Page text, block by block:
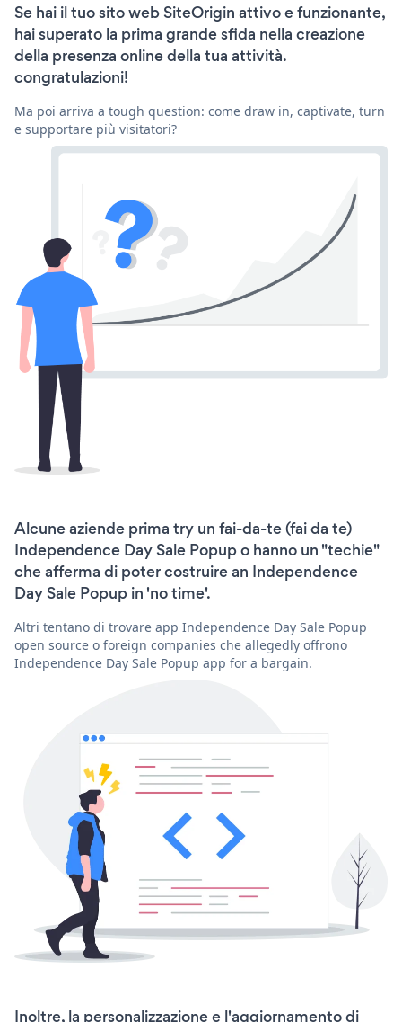
Se hai il tuo sito web SiteOrigin attivo e funzionante,
hai superato la prima grande sfida nella creazione
della presenza online della tua attività.
congratulazioni!
Ma poi arriva a tough question: come draw in, captivate, turn
e supportare più visitatori?
Alcune aziende prima try un fai-da-te (fai da te)
Independence Day Sale Popup o hanno un "techie"
che afferma di poter costruire an Independence
Day Sale Popup in 'no time'.
Altri tentano di trovare app Independence Day Sale Popup
open source o foreign companies che allegedly offrono
Independence Day Sale Popup app for a bargain.
Inoltre, la personalizzazione e l'aggiornamento di